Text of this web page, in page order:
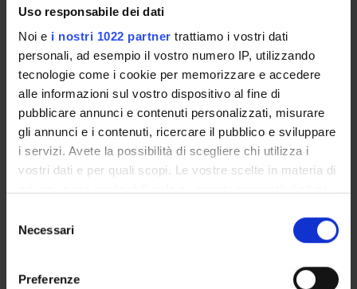
Uso responsabile dei dati
Noi e i nostri 1022 partner trattiamo i vostri dati
personali, ad esempio il vostro numero IP, utilizzando
tecnologie come i cookie per memorizzare e accedere
alle informazioni sul vostro dispositivo al fine di
pubblicare annunci e contenuti personalizzati, misurare
gli annunci e i contenuti, ricercare il pubblico e sviluppare
i servizi. Avete la possibilità di scegliere chi utilizza i
vostri dati e per quali scopi. Le vostre scelte in materia di
modificare o revocare il proprio consenso in qualsiasi
momento dalla Dichiarazione sui cookie o facendo clic
delNecessari
Preferenze
SECTIONS
Internal Medicine Section A
ACTIVITIES
RESEARCH GROUPS
PHD PROGRAMMES
RESEARCH FACILITIES